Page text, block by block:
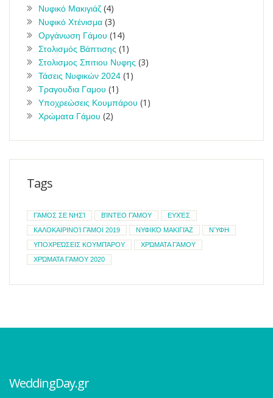
Νυφικό Μακιγιάζ (4)
Νυφικό Χτένισμα (3)
Οργάνωση Γάμου (14)
Στολισμός Βάπτισης (1)
Στολισμος Σπιτιου Νυφης (3)
Τάσεις Νυφικών 2024 (1)
Τραγουδια Γαμου (1)
Υποχρεώσεις Κουμπάρου (1)
Χρώματα Γάμου (2)
Tags
ΓΆΜΟΣ ΣΕ ΝΗΣΊ ΒΊΝΤΕΟ ΓΆΜΟΥ
ΕΥΧΈΣ
ΚΑΛΟΚΑΙΡΙΝΟΊ ΓΆΜΟΙ 2019
ΝΥΦΙΚΌ ΜΑΚΙΓΙΆΖ
ΝΎΦΗ
ΥΠΟΧΡΕΏΣΕΙΣ ΚΟΥΜΠΆΡΟΥ
ΧΡΏΜΑΤΑ ΓΆΜΟΥ
ΧΡΏΜΑΤΑ ΓΆΜΟΥ 2020
WeddingDay.gr